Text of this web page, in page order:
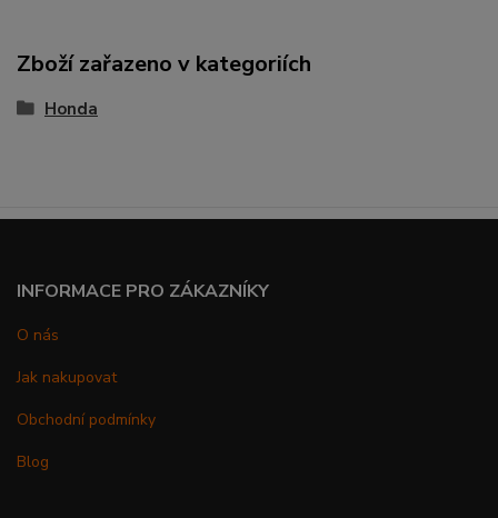
Zboží zařazeno v kategoriích
Honda
INFORMACE PRO ZÁKAZNÍKY
O nás
Jak nakupovat
Obchodní podmínky
Blog